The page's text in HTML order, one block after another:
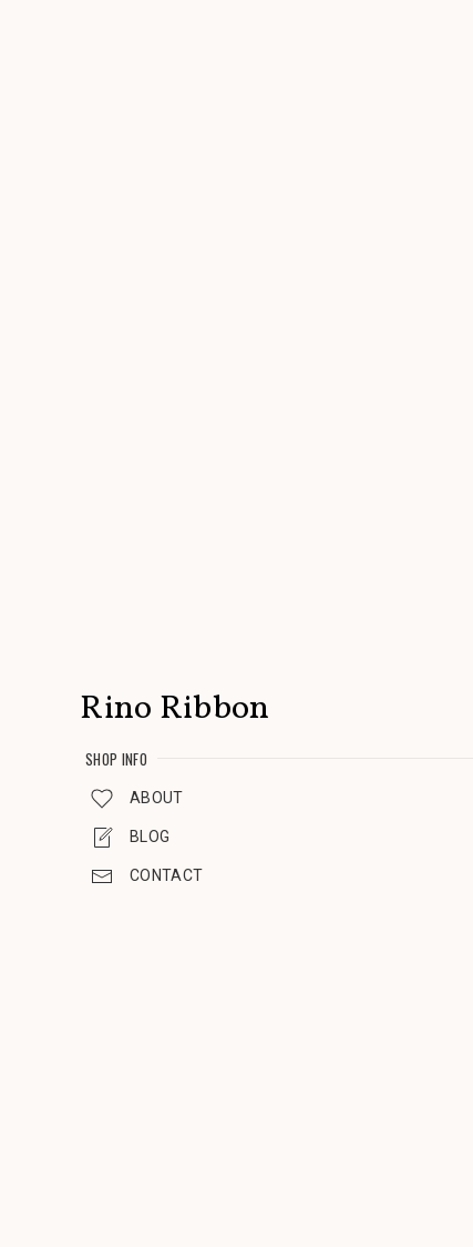
Rino Ribbon
SHOP INFO
ABOUT
BLOG
CONTACT